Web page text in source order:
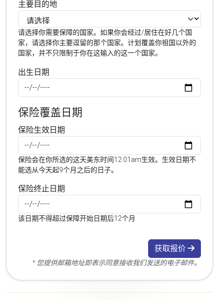
主要目的地
请选择你需要保障的国家。如果你会经过/居住在好几个国
家，请选择你主要逗留的那个国家。计划覆盖你祖国以外的
国家，并不只限制于你在这输入的这一个国家。
出生日期
保险覆盖日期
保险生效日期
保险会在你所选的这天美东时间12:01am生效。生效日期不
能选从今天起9个月之后的日子。
保险终止日期
该日期不得超过保障开始日期后12个月
获取报价
* 您提供邮箱地址即表示同意接收我们发送的电子邮件。